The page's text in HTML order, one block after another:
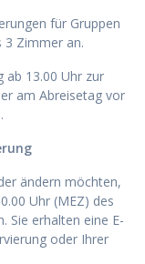
für Gruppen
3 Zimmer an.
13.00 Uhr zur
am Abreisetag vor
ändern möchten,
Uhr (MEZ) des
Sie erhalten eine E-
oder Ihrer